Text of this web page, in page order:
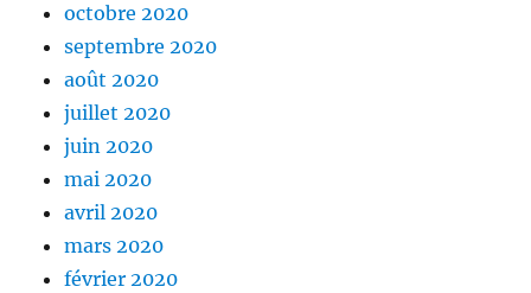
octobre 2020
septembre 2020
août 2020
juillet 2020
juin 2020
mai 2020
avril 2020
mars 2020
février 2020